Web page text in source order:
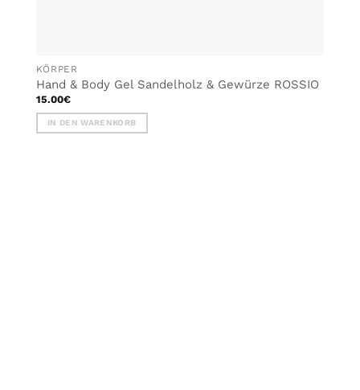
KÖRPER
Hand & Body Gel Sandelholz & Gewürze ROSSIO
15.00€
IN DEN WARENKORB